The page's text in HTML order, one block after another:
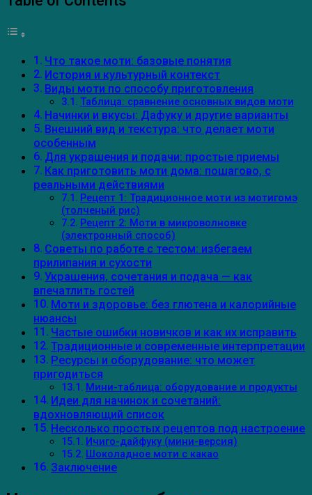
Что такое моти: базовые понятия
История и культурный контекст
Виды моти по способу приготовления
Таблица: сравнение основных видов моти
Начинки и вкусы: Дафуку и другие варианты
Внешний вид и текстура: что делает моти
особенным
Для украшения и подачи: простые приемы
Как приготовить моти дома: пошагово, с
реальными действиями
Рецепт 1: Традиционное моти из мотигомэ
(толченый рис)
Рецепт 2: Моти в микроволновке
(электронный способ)
Советы по работе с тестом: избегаем
прилипания и сухости
Украшения, сочетания и подача — как
впечатлить гостей
Моти и здоровье: без глютена и калорийные
нюансы
Частые ошибки новичков и как их исправить
Традиционные и современные интерпретации
Ресурсы и оборудование: что может
пригодиться
Мини-таблица: оборудование и продукты
Идеи для начинок и сочетаний:
вдохновляющий список
Несколько простых рецептов под настроение
Ичиго-дайфуку (мини-версия)
Шоколадное моти с какао
Заключение